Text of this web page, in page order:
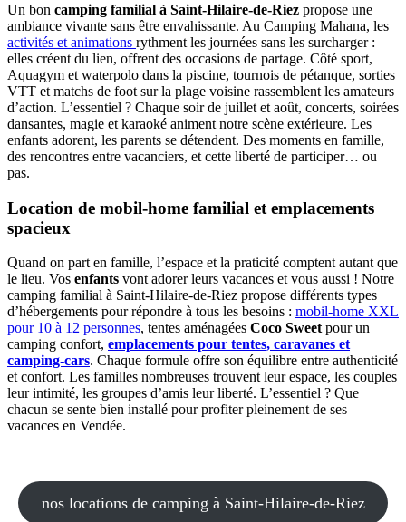
Un bon camping familial à Saint-Hilaire-de-Riez propose une
ambiance vivante sans être envahissante. Au Camping Mahana, les
activités et animations rythment les journées sans les surcharger :
elles créent du lien, offrent des occasions de partage. Côté sport,
Aquagym et waterpolo dans la piscine, tournois de pétanque, sorties
VTT et matchs de foot sur la plage voisine rassemblent les amateurs
d’action. L’essentiel ? Chaque soir de juillet et août, concerts, soirées
dansantes, magie et karaoké animent notre scène extérieure. Les
enfants adorent, les parents se détendent. Des moments en famille,
des rencontres entre vacanciers, et cette liberté de participer… ou
pas.
Location de mobil-home familial et emplacements
spacieux
Quand on part en famille, l’espace et la praticité comptent autant que
le lieu. Vos enfants vont adorer leurs vacances et vous aussi ! Notre
camping familial à Saint-Hilaire-de-Riez propose différents types
d’hébergements pour répondre à tous les besoins : mobil-home XXL
pour 10 à 12 personnes, tentes aménagées Coco Sweetpour un
camping confort, emplacements pour tentes, caravanes et
camping-cars. Chaque formule offre son équilibre entre authenticité
et confort. Les familles nombreuses trouvent leur espace, les couples
leur intimité, les groupes d’amis leur liberté. L’essentiel ? Que
chacun se sente bien installé pour profiter pleinement de ses
vacances en Vendée.
nos locations de camping à Saint-Hilaire-de-Riez